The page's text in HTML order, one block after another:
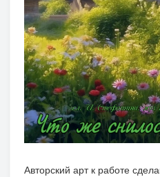
Авторский арт к работе